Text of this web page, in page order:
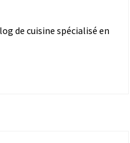
de cuisine spécialisé en